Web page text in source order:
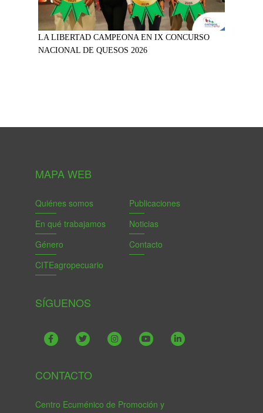
LA LIBERTAD CAMPEONA EN IX CONCURSO
NACIONAL DE QUESOS 2026
MAPA WEB
Quiénes somos
En qué trabajamos
Género
CITEagropecuario
Publicaciones
Noticias
Contacto
SÍGUENOS
CONTACTO
Centro Ecuménico de Promoción y